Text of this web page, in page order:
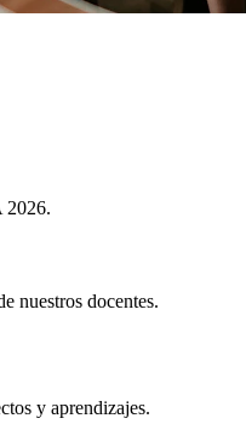
2026.
nuestros docentes.
y aprendizajes.